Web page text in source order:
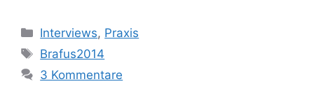
Kategorien
Interviews, Praxis
Schlagwörter
Brafus2014
3 Kommentare